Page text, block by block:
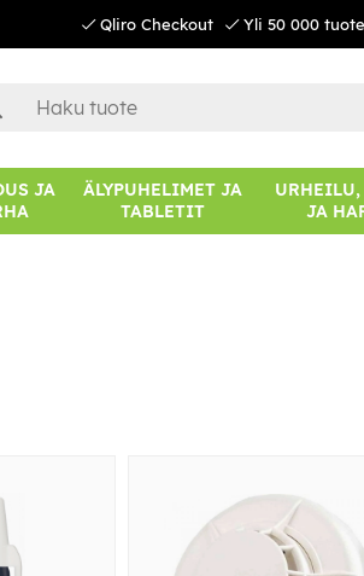
Qliro Checkout Yli 50 000
JA
ÄLYPUHELIMET JA
TABLETIT
JA